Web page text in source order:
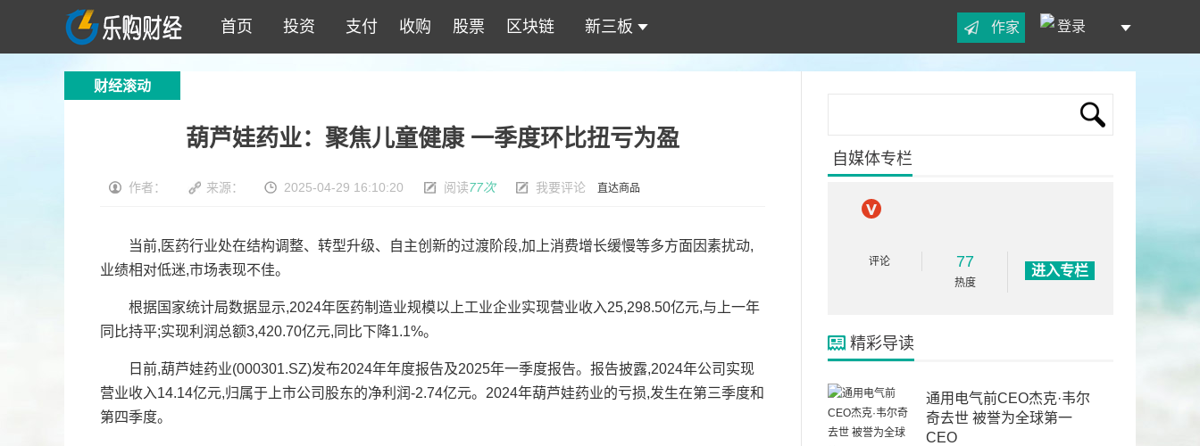
首页 投资 支付 收购 股票 区块链 新三板 作家 登录
财经滚动
葫芦娃药业：聚焦儿童健康 一季度环比扭亏为盈
作者： 来源： 2025-04-29 16:10:20 阅读77次 我要评论 直达商品
当前,医药行业处在结构调整、转型升级、自主创新的过渡阶段,加上消费增长缓慢等多方面因素扰动,
业绩相对低迷,市场表现不佳。
根据国家统计局数据显示,2024年医药制造业规模以上工业企业实现营业收入25,298.50亿元,与上一年
同比持平;实现利润总额3,420.70亿元,同比下降1.1%。
日前,葫芦娃药业(000301.SZ)发布2024年年度报告及2025年一季度报告。报告披露,2024年公司实现
营业收入14.14亿元,归属于上市公司股东的净利润-2.74亿元。2024年葫芦娃药业的亏损,发生在第三季度和
第四季度。
自媒体专栏
评论 77
热度
进入专栏
精彩导读
通用电气前CEO杰克·韦尔
奇去世 被誉为全球第一
CEO